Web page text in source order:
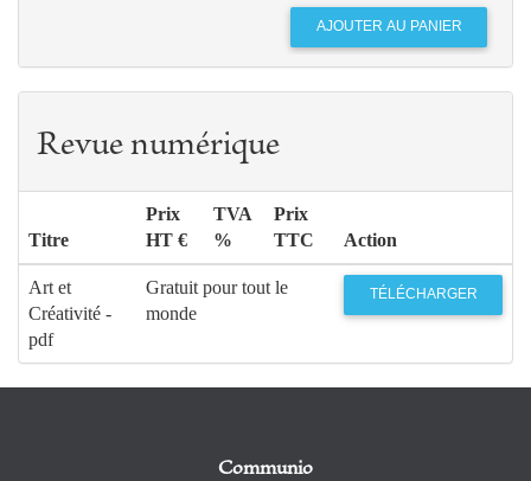
Revue numérique
Titre
Prix
HT €
TVA
%
Prix
TTC
Action
Art et
Créativité -
pdf
Gratuit pour tout le
monde
TÉLÉCHARGER
Communio